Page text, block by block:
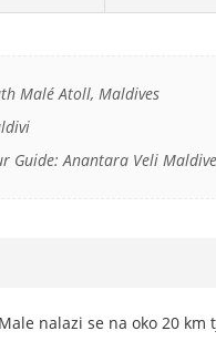
Malé Atoll, Maldives
Guide: Anantara Veli
nalazi se na oko 20